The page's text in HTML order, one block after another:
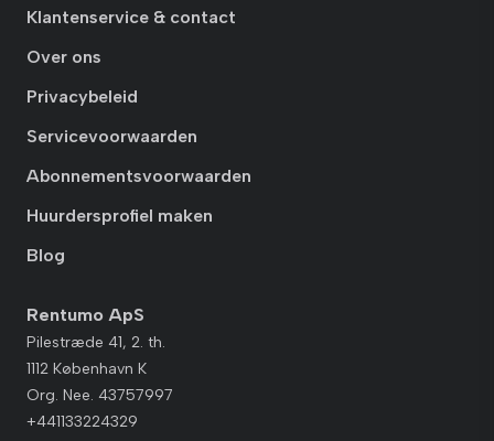
Klantenservice & contact
Over ons
Privacybeleid
Servicevoorwaarden
Abonnementsvoorwaarden
Huurdersprofiel maken
Blog
Rentumo ApS
Pilestræde 41, 2. th.
1112 København K
Org. Nee. 43757997
+441133224329